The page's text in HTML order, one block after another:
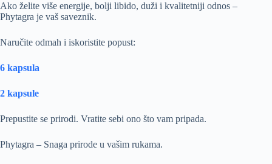
Ako želite više energije, bolji libido, duži i kvalitetniji odnos –
Phytagra je vaš saveznik.
Naručite odmah i iskoristite popust:
6 kapsula
2 kapsule
Prepustite se prirodi. Vratite sebi ono što vam pripada.
Phytagra – Snaga prirode u vašim rukama.